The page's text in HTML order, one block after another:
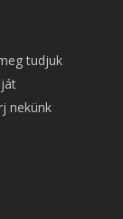
tudjuk
nekünk